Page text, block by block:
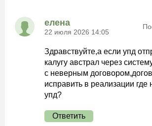
елена
22 июля 2026 14:05
Здравствуйте,а если упд
калугу австрал через
с неверным
исправить в реализации где
упд?
Ответить